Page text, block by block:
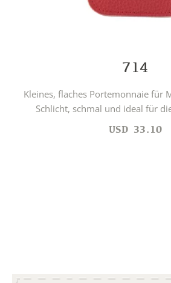
714
Kleines, flaches Portemonnaie für
Schlicht, schmal und ideal für
USD 33.10